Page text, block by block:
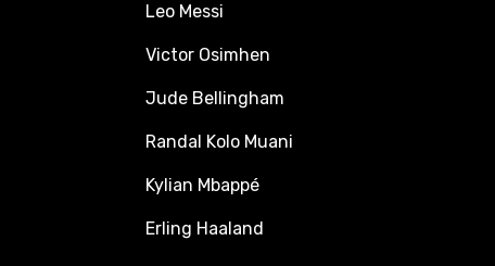
Leo Messi
Victor Osimhen
Jude Bellingham
Randal Kolo Muani
Kylian Mbappé
Erling Haaland